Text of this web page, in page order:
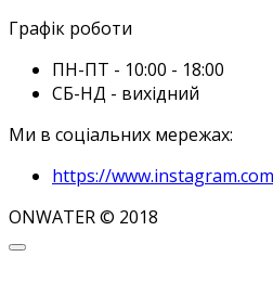
Графік роботи
ПН-ПТ - 10:00 - 18:00
СБ-НД - вихідний
Ми в соціальних мережах:
https://
ONWATER © 2018